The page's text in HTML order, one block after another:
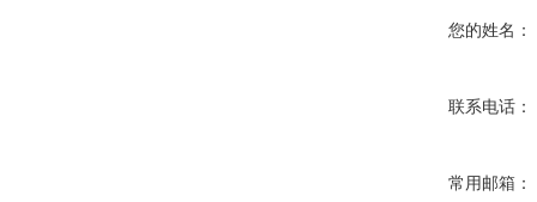
您的姓名：
联系电话：
常用邮箱：